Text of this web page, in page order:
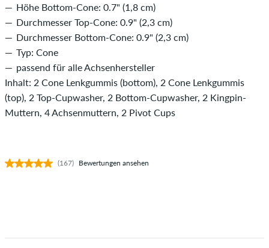
Höhe Bottom-Cone: 0.7" (1,8 cm)
Durchmesser Top-Cone: 0.9" (2,3 cm)
Durchmesser Bottom-Cone: 0.9" (2,3 cm)
Typ: Cone
passend für alle Achsenhersteller
Inhalt: 2 Cone Lenkgummis (bottom), 2 Cone Lenkgummis
(top), 2 Top-Cupwasher, 2 Bottom-Cupwasher, 2 Kingpin-
Muttern, 4 Achsenmuttern, 2 Pivot Cups
(167) Bewertungen ansehen